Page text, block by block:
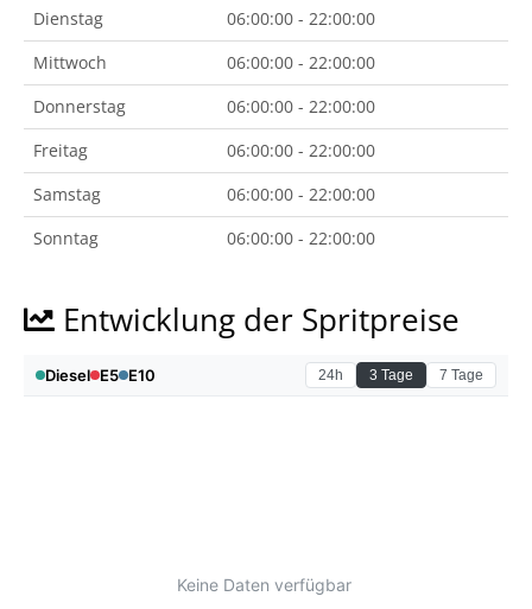
Dienstag
06:00:00 - 22:00:00
Mittwoch
06:00:00 - 22:00:00
Donnerstag
06:00:00 - 22:00:00
Freitag
06:00:00 - 22:00:00
Samstag
06:00:00 - 22:00:00
Sonntag
06:00:00 - 22:00:00
Entwicklung der Spritpreise